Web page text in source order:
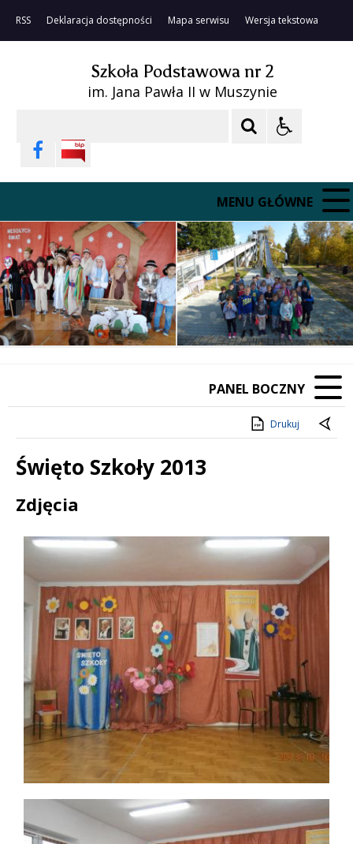
RSS Deklaracja dostępności Mapa serwisu Wersja tekstowa
Szkoła Podstawowa nr 2
im. Jana Pawła II w Muszynie
MENU GŁÓWNE
Poprzedni Element
Następny Element
❚❚
PANEL BOCZNY
Drukuj
Święto Szkoły 2013
Treść
Zdjęcia